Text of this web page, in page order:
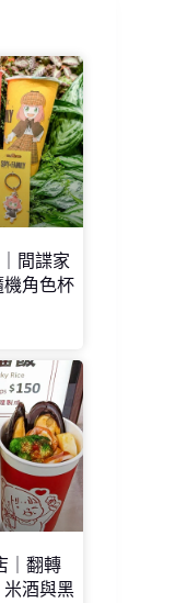
間諜家
機角色杯
｜翻轉
米酒與黑